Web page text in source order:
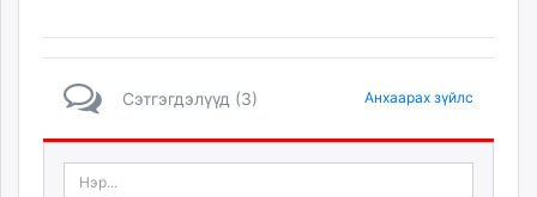
Сэтгэгдэлүүд (3) Анхаарах зүйлс